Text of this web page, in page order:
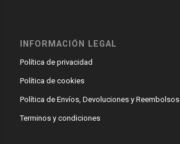
INFORMACIÓN LEGAL
Política de privacidad
Política de cookies
Política de Envíos, Devoluciones y Reembolsos
Terminos y condiciones